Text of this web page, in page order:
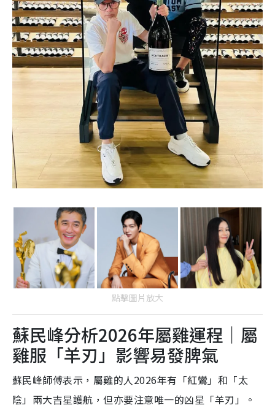
點擊圖片放大
蘇民峰分析2026年屬雞運程｜屬
雞服「羊刃」影響易發脾氣
蘇民峰師傅表示，屬雞的人2026年有「紅鸞」和「太
陰」兩大吉星護航，但亦要注意唯一的凶星「羊刃」。